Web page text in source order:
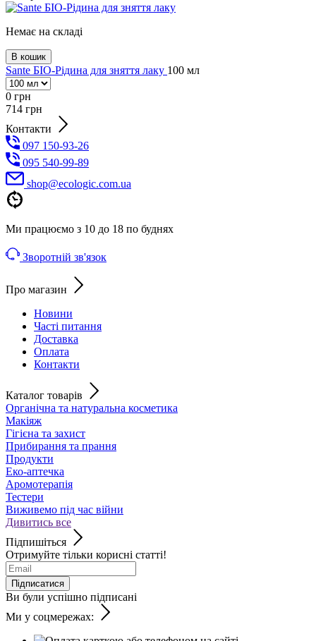
Немає на складі
В кошик
Sante БІО-Рідина для зняття лаку 100 мл
0 грн
714 грн
Контакти
097 150-93-26
095 540-99-89
shoр@ecologic.com.ua
Ми працюємо з 10 до 18 по буднях
Зворотній зв'язок
Про магазин
Новини
Часті питання
Доставка
Оплата
Контакти
Каталог товарів
Органічна та натуральна косметика
Макіяж
Гігієна та захист
Прибирання та прання
Продукти
Еко-аптечка
Аромотерапія
Тестери
Виживемо під час війни
Дивитись все
Підпишіться
Отримуйте тільки корисні статті!
Підписатися
Ви були успішно підписані
Ми у соцмережах: